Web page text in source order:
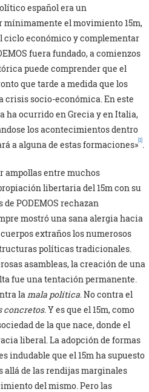
español era un
mínimamente el movimiento 15m,
ciclo económico y complementar
fuera fundado, a comienzos
puede comprender que el
que tarde a medida que los
crisis socio-económica. En este
ha ocurrido en Grecia y en Italia,
los acontecimientos dentro
a alguna de estas formaciones»[1]
ampollas entre muchos
libertaria del 15m con su
PODEMOS rechazan
mostró una sana alergia hacia
extraños los numerosos
políticas tradicionales.
asambleas, la creación de una
fue una tentación permanente.
la mala política . No contra el
concretos. Y es que el 15m, como
de la que nace, donde el
liberal. La adopción de formas
indudable que el 15m ha supuesto
de las rendijas marginales
del mismo. Pero las